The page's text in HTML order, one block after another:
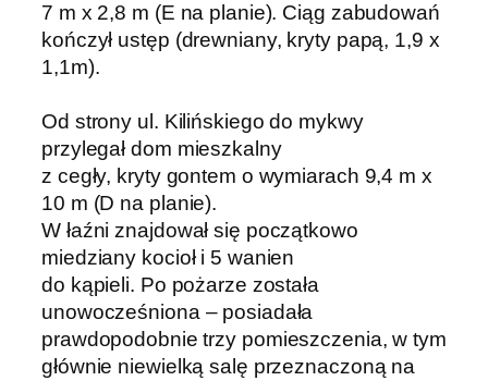
7 m x 2,8 m (E na planie). Ciąg zabudowań
kończył ustęp (drewniany, kryty papą, 1,9 x
1,1m).
Od strony ul. Kilińskiego do mykwy
przylegał dom mieszkalny
z cegły, kryty gontem o wymiarach 9,4 m x
10 m (D na planie).
W łaźni znajdował się początkowo
miedziany kocioł i 5 wanien
do kąpieli. Po pożarze została
unowocześniona – posiadała
prawdopodobnie trzy pomieszczenia, w tym
głównie niewielką salę przeznaczoną na